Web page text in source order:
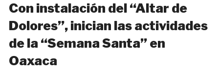
Con instalación del “Altar de
Dolores”, inician las actividades
de la “Semana Santa” en
Oaxaca